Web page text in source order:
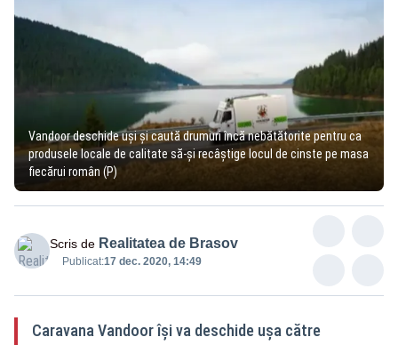
Vandoor deschide uși și caută drumuri încă nebătătorite pentru ca
produsele locale de calitate să-și recâștige locul de cinste pe masa
fiecărui român (P)
Scris de Realitatea de Brasov
Publicat:17 dec. 2020, 14:49
Caravana Vandoor își va deschide ușa către